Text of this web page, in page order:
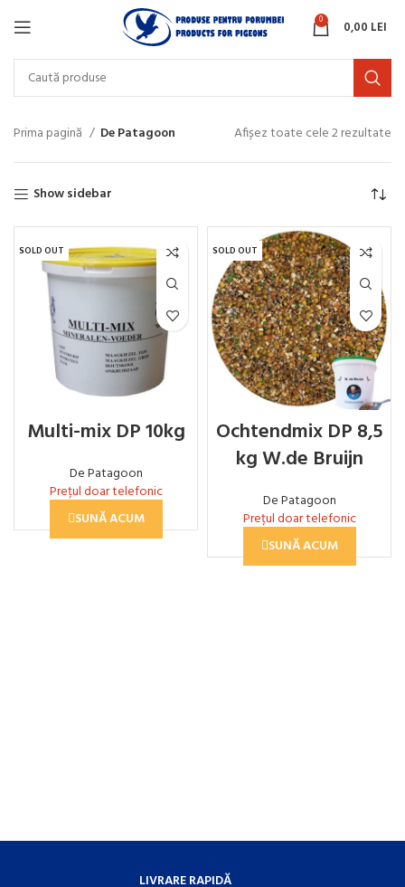
0 0,00 LEI
Prima pagină De Patagoon Afișez toate cele 2 rezultate
Show sidebar
SOLD OUT
Multi-mix DP 10kg
De Patagoon
Prețul doar telefonic
SUNĂ ACUM
SOLD OUT
Ochtendmix DP 8,5
kg W.de Bruijn
De Patagoon
Prețul doar telefonic
SUNĂ ACUM
LIVRARE RAPIDĂ